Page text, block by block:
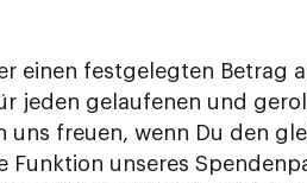
einen festgelegten Betrag
jeden gelaufenen und
freuen, wenn Du den
unseres